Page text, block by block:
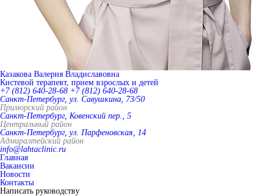
Казакова Валерия Владиславовна
Кистевой терапевт, прием взрослых и детей
+7 (812) 640-28-68 +7 (812) 640-28-68
Санкт-Петербург, ул. Савушкина, 73/50
Приморский район
Санкт-Петербург, Ковенский пер., 5
Центральный район
Санкт-Петербург, ул. Парфеновская, 14
Адмиралтейский район
info@lahtaclinic.ru
Главная
Вакансии
Новости
Контакты
Написать руководству